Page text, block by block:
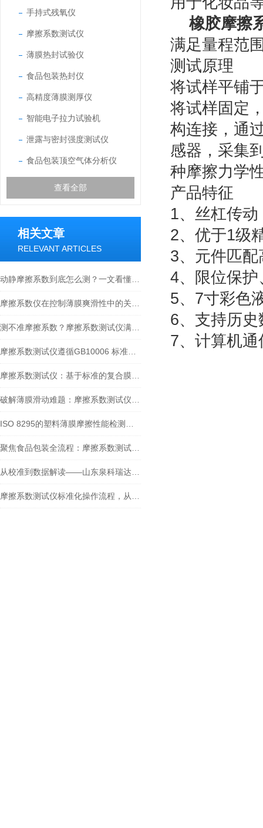
手持式残氧仪
摩擦系数测试仪
薄膜热封试验仪
食品包装热封仪
高精度薄膜测厚仪
智能电子拉力试验机
泄露与密封强度测试仪
食品包装顶空气体分析仪
查看全部
相关文章
RELEVANT ARTICLES
橡胶摩擦
满足量程范
测试原理
将试样平铺
将试样固定
构连接，通
感器，采集
种摩擦力学
产品特征
1、丝杠传
2、优于1级
3、元件匹
4、限位保
5、7寸彩色
6、支持历
7、计算机